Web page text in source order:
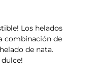
Los helados
combinación de
de nata.